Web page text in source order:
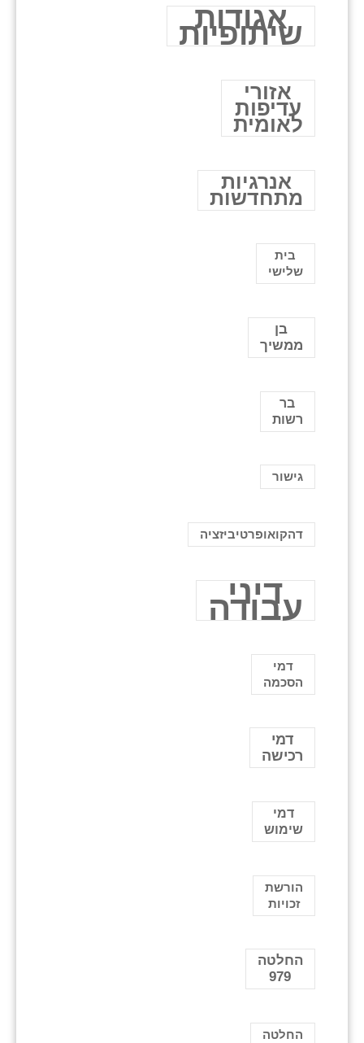
אגודות
שיתופיות
אזורי
עדיפות
לאומית
אנרגיות
מתחדשות
בית
שלישי
בן
ממשיך
בר
רשות
גישור
דהקואופרטיביזציה
דיני
עבודה
דמי
הסכמה
דמי
רכישה
דמי
שימוש
הורשת
זכויות
החלטה
979
החלטה